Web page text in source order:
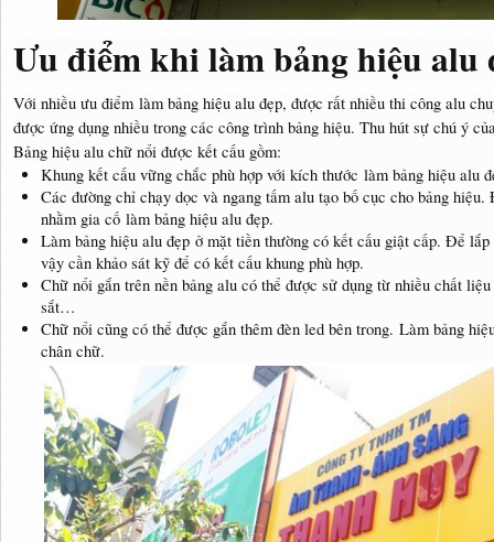
Ưu điểm khi làm bảng hiệu alu
Với nhiều ưu điểm làm bảng hiệu alu đẹp, được rất nhiều thi công alu
được ứng dụng nhiều trong các công trình bảng hiệu. Thu hút sự chú ý
Bảng hiệu alu chữ nổi được kết cấu gồm:
Khung kết cấu vững chắc phù hợp với kích thước làm bảng hiệu alu
Các đường chỉ chạy dọc và ngang tấm alu tạo bố cục cho bảng
nhằm gia cố làm bảng hiệu alu đẹp.
Làm bảng hiệu alu đẹp ở mặt tiền thường có kết cấu giật cấp. Để
vậy cần khảo sát kỹ để có kết cấu khung phù hợp.
Chữ nổi gắn trên nền bảng alu có thể được sử dụng từ nhiều chất
sắt…
Chữ nổi cũng có thể được gắn thêm đèn led bên trong. Làm bảng
chân chữ.